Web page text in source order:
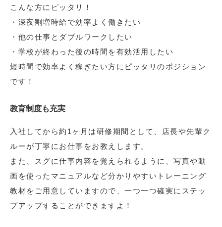
こんな方にピッタリ！
・深夜割増時給で効率よく働きたい
・他の仕事とダブルワークしたい
・学校が終わった後の時間を有効活用したい
短時間で効率よく稼ぎたい方にピッタリのポジション
です！
教育制度も充実
入社してから約1ヶ月は研修期間として、店長や先輩ク
ルーが丁寧にお仕事をお教えします。
また、スグに仕事内容を覚えられるように、写真や動
画を使ったマニュアルなど分かりやすいトレーニング
教材をご用意していますので、一つ一つ確実にステッ
プアップすることができますよ！